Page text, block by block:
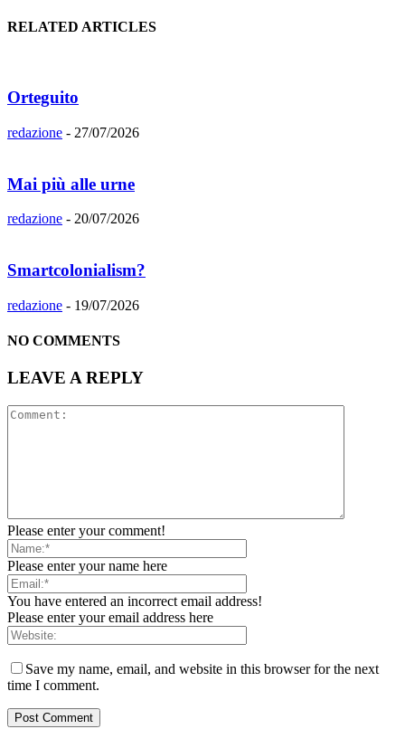
RELATED ARTICLES
Orteguito
redazione - 27/07/2026
Mai più alle urne
redazione - 20/07/2026
Smartcolonialism?
redazione - 19/07/2026
NO COMMENTS
LEAVE A REPLY
Please enter your comment!
Please enter your name here
You have entered an incorrect email address!
Please enter your email address here
Save my name, email, and website in this browser for the next
time I comment.